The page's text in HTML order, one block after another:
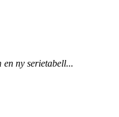
ny serietabell...